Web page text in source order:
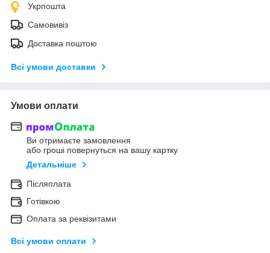
Укрпошта
Самовивіз
Доставка поштою
Всі умови доставки
Умови оплати
Ви отримаєте замовлення
або гроші повернуться на вашу картку
Детальніше
Післяплата
Готівкою
Оплата за реквізитами
Всі умови оплати